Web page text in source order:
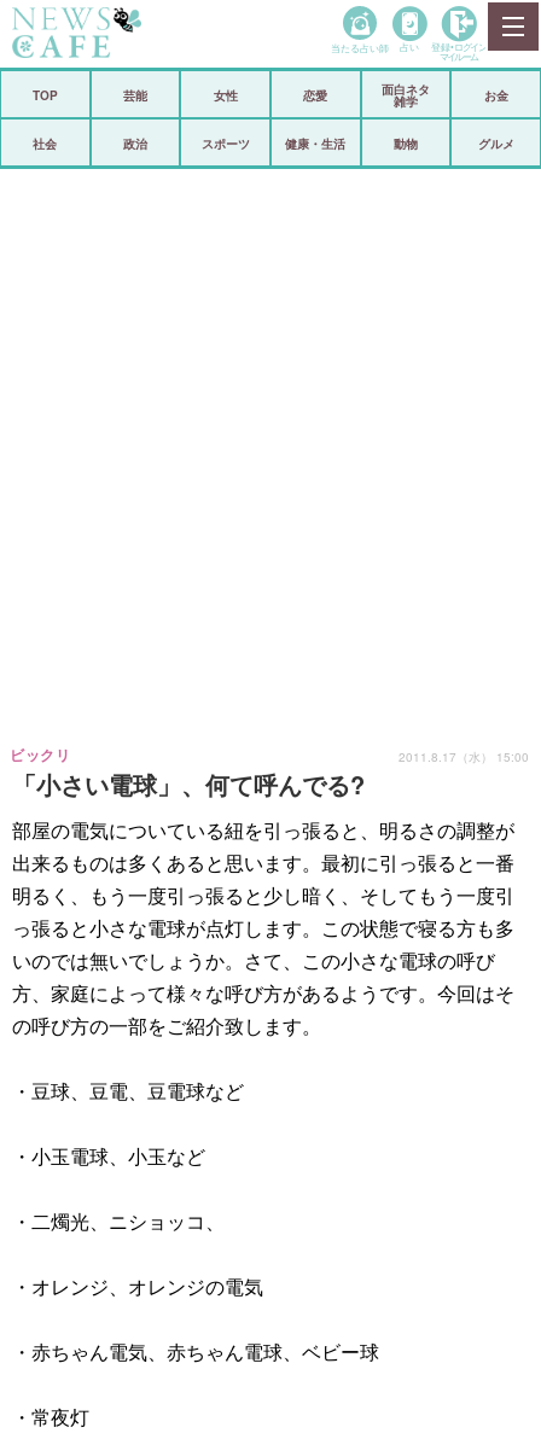
政治
当たる占い師 占い 登録• ログイン
マイルーム
TOP 芸能 女性 恋愛
面白ネタ
雑学
お金
社会 政治 スポーツ 健康・生活 動物 グルメ
「小さい電球」、何て呼んでる?
ビックリ 2011.8.17（水） 15:00
部屋の電気についている紐を引っ張ると、明るさの調整が
出来るものは多くあると思います。最初に引っ張ると一番
明るく、もう一度引っ張ると少し暗く、そしてもう一度引
っ張ると小さな電球が点灯します。この状態で寝る方も多
いのでは無いでしょうか。さて、この小さな電球の呼び
方、家庭によって様々な呼び方があるようです。今回はそ
の呼び方の一部をご紹介致します。
・豆球、豆電、豆電球など
・小玉電球、小玉など
・二燭光、ニショッコ、
・オレンジ、オレンジの電気
・赤ちゃん電気、赤ちゃん電球、ベビー球
・常夜灯